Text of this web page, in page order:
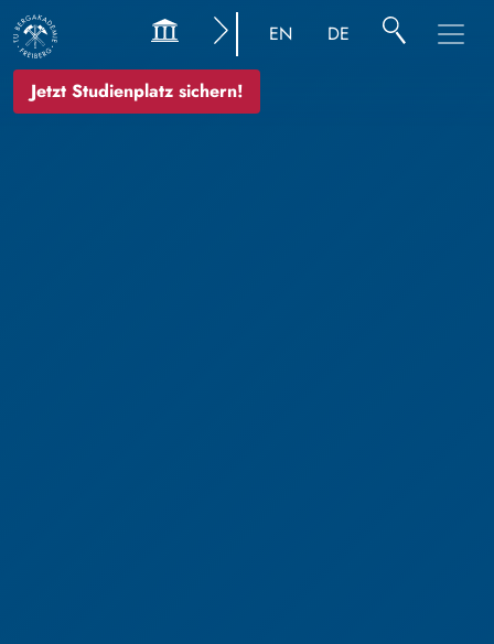
Jetzt Studienplatz sichern!
EN DE